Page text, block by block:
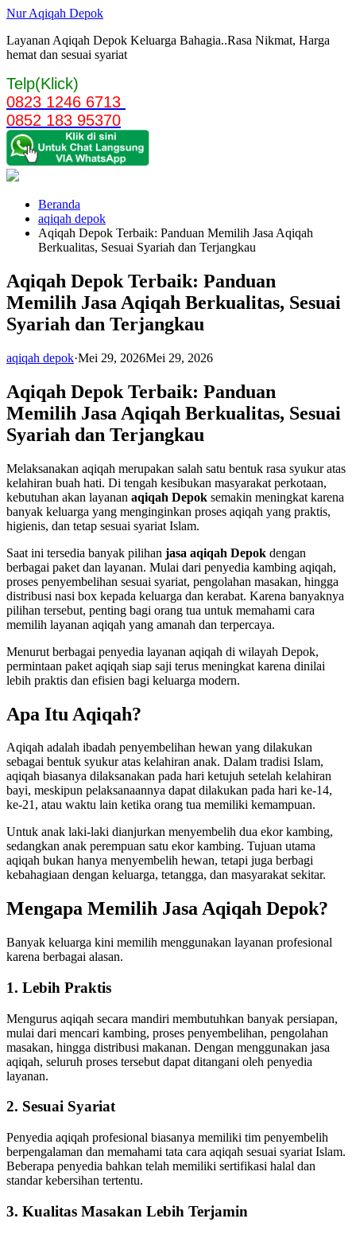
Langsung
konten
Nur Aqiqah Depok
Layanan Aqiqah Depok Keluarga Bahagia..Rasa Nikmat, Harga
hemat dan sesuai syariat
Telp(Klick)
0823 1246 6713
0852 183 95370
Beranda
aqiqah depok
Aqiqah Depok Terbaik: Panduan Memilih Jasa Aqiqah
Berkualitas, Sesuai Syariah dan Terjangkau
Aqiqah Depok Terbaik: Panduan
Memilih Jasa Aqiqah Berkualitas, Sesuai
Syariah dan Terjangkau
aqiqah depok·Mei 29, 2026Mei 29, 2026
Aqiqah Depok Terbaik: Panduan
Memilih Jasa Aqiqah Berkualitas, Sesuai
Syariah dan Terjangkau
Melaksanakan aqiqah merupakan salah satu bentuk rasa syukur atas
kelahiran buah hati. Di tengah kesibukan masyarakat perkotaan,
kebutuhan akan layanan aqiqah Depok semakin meningkat karena
banyak keluarga yang menginginkan proses aqiqah yang praktis,
higienis, dan tetap sesuai syariat Islam.
Saat ini tersedia banyak pilihan jasa aqiqah Depok dengan
berbagai paket dan layanan. Mulai dari penyedia kambing aqiqah,
proses penyembelihan sesuai syariat, pengolahan masakan, hingga
distribusi nasi box kepada keluarga dan kerabat. Karena banyaknya
pilihan tersebut, penting bagi orang tua untuk memahami cara
memilih layanan aqiqah yang amanah dan terpercaya.
Menurut berbagai penyedia layanan aqiqah di wilayah Depok,
permintaan paket aqiqah siap saji terus meningkat karena dinilai
lebih praktis dan efisien bagi keluarga modern.
Apa Itu Aqiqah?
Aqiqah adalah ibadah penyembelihan hewan yang dilakukan
sebagai bentuk syukur atas kelahiran anak. Dalam tradisi Islam,
aqiqah biasanya dilaksanakan pada hari ketujuh setelah kelahiran
bayi, meskipun pelaksanaannya dapat dilakukan pada hari ke-14,
ke-21, atau waktu lain ketika orang tua memiliki kemampuan.
Untuk anak laki-laki dianjurkan menyembelih dua ekor kambing,
sedangkan anak perempuan satu ekor kambing. Tujuan utama
aqiqah bukan hanya menyembelih hewan, tetapi juga berbagi
kebahagiaan dengan keluarga, tetangga, dan masyarakat sekitar.
Mengapa Memilih Jasa Aqiqah Depok?
Banyak keluarga kini memilih menggunakan layanan profesional
karena berbagai alasan.
1. Lebih Praktis
Mengurus aqiqah secara mandiri membutuhkan banyak persiapan,
mulai dari mencari kambing, proses penyembelihan, pengolahan
masakan, hingga distribusi makanan. Dengan menggunakan jasa
aqiqah, seluruh proses tersebut dapat ditangani oleh penyedia
layanan.
2. Sesuai Syariat
Penyedia aqiqah profesional biasanya memiliki tim penyembelih
berpengalaman dan memahami tata cara aqiqah sesuai syariat Islam.
Beberapa penyedia bahkan telah memiliki sertifikasi halal dan
standar kebersihan tertentu.
3. Kualitas Masakan Lebih Terjamin